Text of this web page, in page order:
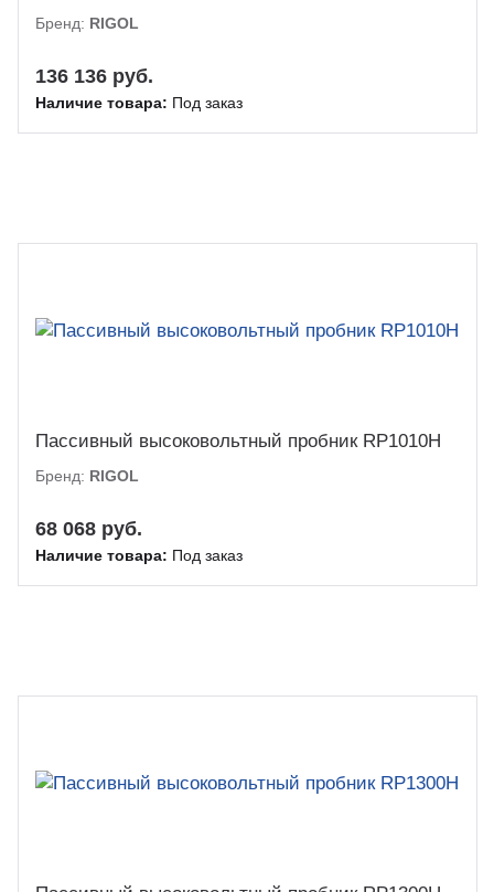
Бренд: RIGOL
136 136 руб.
Наличие товара: Под заказ
Пассивный высоковольтный пробник RP1010H
Бренд: RIGOL
68 068 руб.
Наличие товара: Под заказ